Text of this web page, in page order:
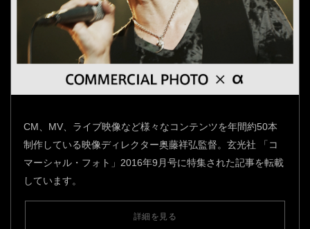
CM、MV、ライブ映像など様々なコンテンツを年間約50本
制作している映像ディレクター奥藤祥弘監督。玄光社 「コ
マーシャル・フォト」2016年9月号に特集された記事を転載
しています。
詳細を見る